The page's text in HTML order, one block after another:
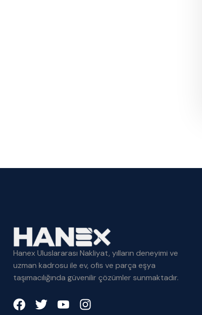
Hanex Uluslararası Nakliyat, yılların deneyimi ve
uzman kadrosu ile ev, ofis ve parça eşya
taşımacılığında güvenilir çözümler sunmaktadır.